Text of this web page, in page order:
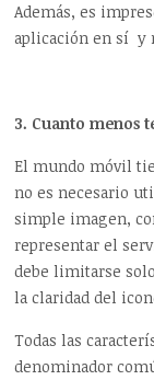
Además, es
aplicación en sí y
3. Cuanto menos
El mundo móvil
no es necesario
simple imagen,
representar el
debe limitarse
la claridad del
Todas las
denominador